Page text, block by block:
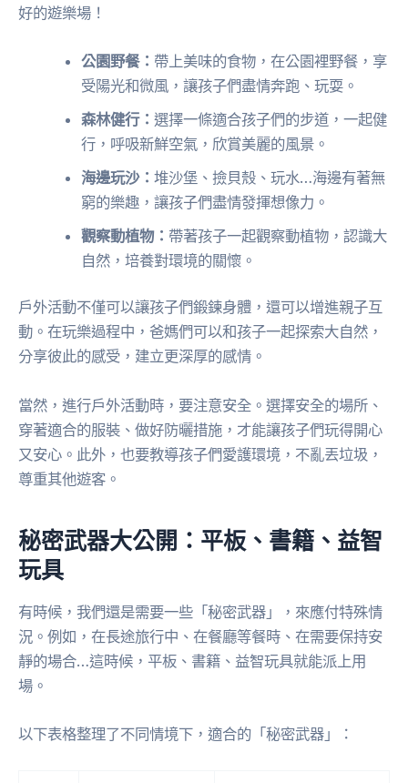
好的遊樂場！
公園野餐： 帶上美味的食物，在公園裡野餐，享
受陽光和微風，讓孩子們盡情奔跑、玩耍。
森林健行：選擇一條適合孩子們的步道，一起健
行，呼吸新鮮空氣，欣賞美麗的風景。
海邊玩沙：堆沙堡、撿貝殼、玩水…海邊有著無
窮的樂趣，讓孩子們盡情發揮想像力。
觀察動植物： 帶著孩子一起觀察動植物，認識大
自然，培養對環境的關懷。
戶外活動不僅可以讓孩子們鍛鍊身體，還可以增進親子互
動。在玩樂過程中，爸媽們可以和孩子一起探索大自然，
分享彼此的感受，建立更深厚的感情。
當然，進行戶外活動時，要注意安全。選擇安全的場所、
穿著適合的服裝、做好防曬措施，才能讓孩子們玩得開心
又安心。此外，也要教導孩子們愛護環境，不亂丟垃圾，
尊重其他遊客。
秘密武器大公開：平板、書籍、益智
玩具
有時候，我們還是需要一些「秘密武器」，來應付特殊情
況。例如，在長途旅行中、在餐廳等餐時、在需要保持安
靜的場合…這時候，平板、書籍、益智玩具就能派上用
場。
以下表格整理了不同情境下，適合的「秘密武器」：